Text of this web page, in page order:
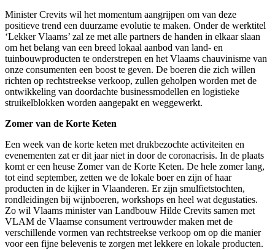
Minister Crevits wil het momentum aangrijpen om van deze
positieve trend een duurzame evolutie te maken. Onder de werktitel
‘Lekker Vlaams’ zal ze met alle partners de handen in elkaar slaan
om het belang van een breed lokaal aanbod van land- en
tuinbouwproducten te onderstrepen en het Vlaams chauvinisme van
onze consumenten een boost te geven. De boeren die zich willen
richten op rechtstreekse verkoop, zullen geholpen worden met de
ontwikkeling van doordachte businessmodellen en logistieke
struikelblokken worden aangepakt en weggewerkt.
Zomer van de Korte Keten
Een week van de korte keten met drukbezochte activiteiten en
evenementen zat er dit jaar niet in door de coronacrisis. In de plaats
komt er een heuse Zomer van de Korte Keten. De hele zomer lang,
tot eind september, zetten we de lokale boer en zijn of haar
producten in de kijker in Vlaanderen. Er zijn smulfietstochten,
rondleidingen bij wijnboeren, workshops en heel wat degustaties.
Zo wil Vlaams minister van Landbouw Hilde Crevits samen met
VLAM de Vlaamse consument vertrouwder maken met de
verschillende vormen van rechtstreekse verkoop om op die manier
voor een fijne belevenis te zorgen met lekkere en lokale producten.